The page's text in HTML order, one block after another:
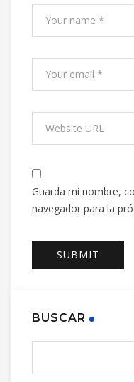
Guarda mi nombre,
navegador para la
BUSCAR